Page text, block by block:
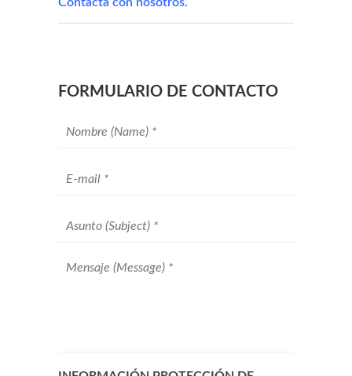
FORMULARIO DE CONTACTO
Your
Your
Subject *
Message *